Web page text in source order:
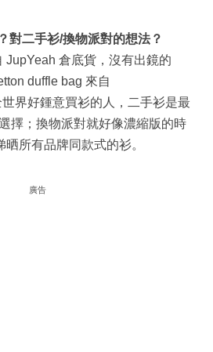
對二手衫/換物派對的想法？
JupYeah 倉底貨，沒有出鏡的
duffle bag 來自
世界好鍾意買衫的人，二手衫是最
擇；換物派對就好像濃縮版的時
所有品牌同款式的衫。
廣告